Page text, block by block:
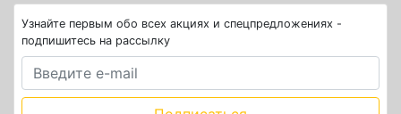
Узнайте первым обо всех акциях и спецпредложениях -
подпишитесь на рассылку